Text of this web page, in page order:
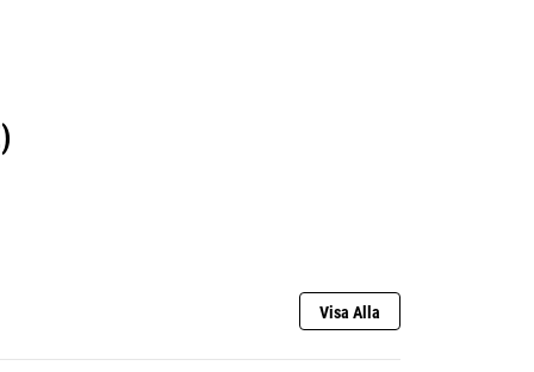
Visa Alla